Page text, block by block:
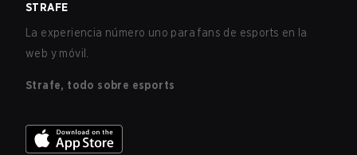
STRAFE
La experiencia número uno para fans de esports en la
web y móvil.
Strafe, todo sobre esports